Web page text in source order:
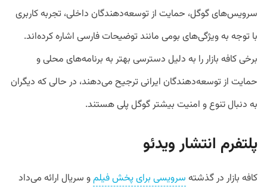
سرویس‌های گوگل، حمایت از توسعه‌دهندگان داخلی، تجربه کاربری
با توجه به ویژگی‌های بومی مانند توضیحات فارسی اشاره کرده‌اند.
برخی کافه بازار را به دلیل دسترسی بهتر به برنامه‌های محلی و
حمایت از توسعه‌دهندگان ایرانی ترجیح می‌دهند، در حالی که دیگران
به دنبال تنوع و امنیت بیشتر گوگل پلی هستند.
پلتفرم انتشار ویدئو
کافه بازار در گذشته سرویسی برای پخش فیلمو سریال ارائه می‌داد